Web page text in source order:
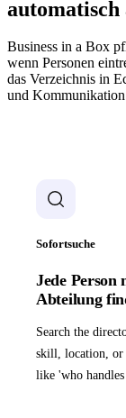
Business in a Box
wenn Personen
das Verzeichnis in
und
Sofortsuche
Jede Person
Abteilung
Search the
skill, location, or
like 'who